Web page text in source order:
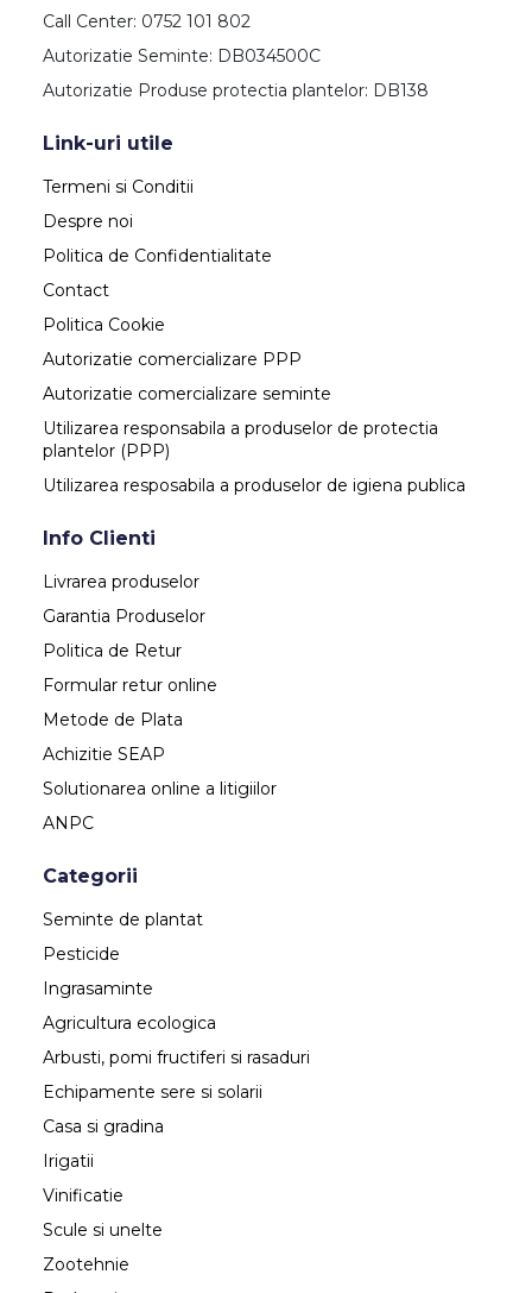
Call Center: 0752 101 802
Autorizatie Seminte: DB034500C
Autorizatie Produse protectia plantelor: DB138
Link-uri utile
Termeni si Conditii
Despre noi
Politica de Confidentialitate
Contact
Politica Cookie
Autorizatie comercializare PPP
Autorizatie comercializare seminte
Utilizarea responsabila a produselor de protectia
plantelor (PPP)
Utilizarea resposabila a produselor de igiena publica
Info Clienti
Livrarea produselor
Garantia Produselor
Politica de Retur
Formular retur online
Metode de Plata
Achizitie SEAP
Solutionarea online a litigiilor
ANPC
Categorii
Seminte de plantat
Pesticide
Ingrasaminte
Agricultura ecologica
Arbusti, pomi fructiferi si rasaduri
Echipamente sere si solarii
Casa si gradina
Irigatii
Vinificatie
Scule si unelte
Zootehnie